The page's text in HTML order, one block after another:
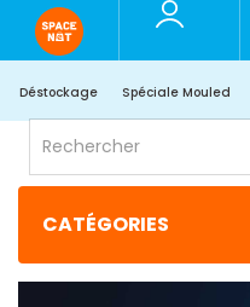
Déstockage Spéciale Mouled
CATÉGORIES